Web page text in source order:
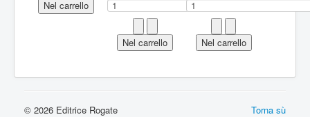
Torna sù
© 2026 Editrice Rogate